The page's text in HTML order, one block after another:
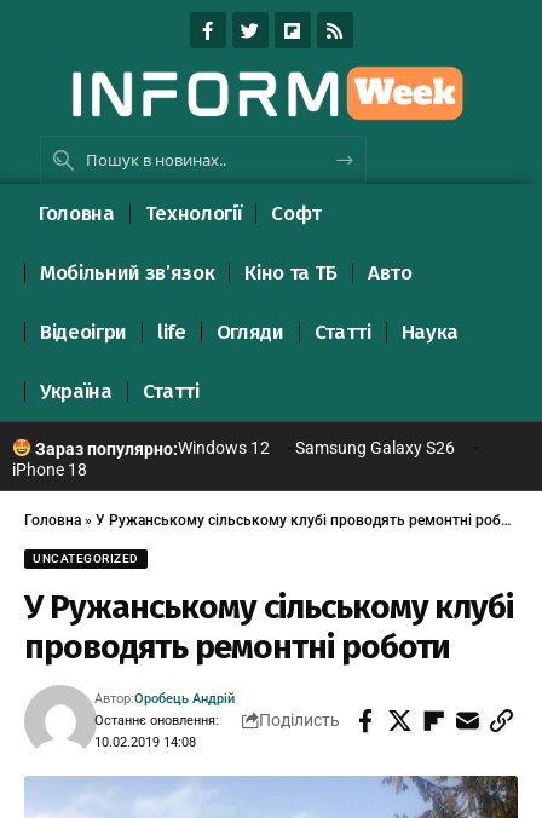
Головна Технології Софт
Мобільний зв’язок Кіно та ТБ Авто
Відеоігри life Огляди Статті Наука
Україна Статті
Зараз популярно:Windows 12
Samsung Galaxy S26
iPhone 18
Головна » У Ружанському сільському клубі проводять ремонтні роботи
UNCATEGORIZED
У Ружанському сільському клубі
проводять ремонтні роботи
Останнє оновлення:
10.02.2019 14:08
Автор:Оробець Андрій
Поділисть